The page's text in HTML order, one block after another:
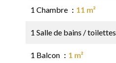
1 Chambre 11 m²
1 Salle de bains / toilettes
1 Balcon 1 m²